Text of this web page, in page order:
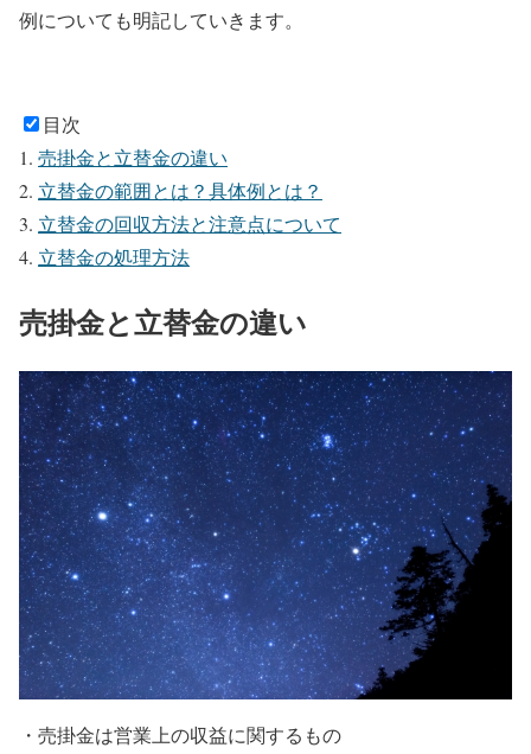
例についても明記していきます。
目次
売掛金と立替金の違い
立替金の範囲とは？具体例とは？
立替金の回収方法と注意点について
立替金の処理方法
売掛金と立替金の違い
・売掛金は営業上の収益に関するもの